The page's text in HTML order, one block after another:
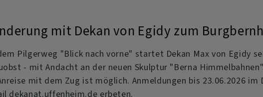
mit Dekan von Egidy zum
Pilgerweg "Blick nach vorne" startet Dekan Max von Egidy
- mit Andacht an der neuen Skulptur "Berna
mit dem Zug ist möglich. Anmeldungen bis 23.06.2026
dekanat.uffenheim.de erbeten.